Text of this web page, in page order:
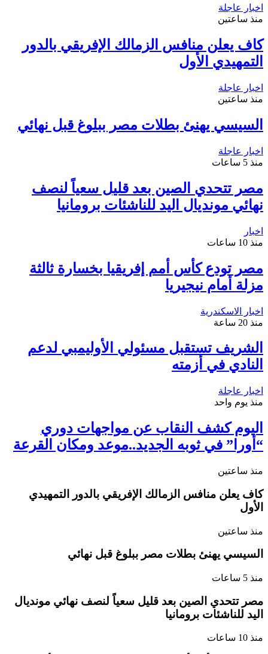
اخبار عاجلة
منذ ساعتين
كاف يعلن منافس الزمالك الإفريقي بالدور
التمهيدي الأول
اخبار عاجلة
منذ ساعتين
السيسي يهنئ بطلات مصر ببلوغ قبل نهائي
اخبار عاجلة
منذ 5 ساعات
مصر تتحدي الصين بعد قليل سعياً لنصف
نهائي مونديال اليد للناشئات برومانيا
اخبار
منذ 10 ساعات
مصر تودع كأس أمم إفريقيا بخسارة ثالثة
مزلة أمام نيجيريا
اخبار الاسكندرية
منذ 20 ساعة
الشريف تستقبل مسئولي الأوليمبي لدعم
النادي في أزمته
اخبار عاجلة
منذ يوم واحد
اليوم كشف النقاب عن مواجهات دوري
“أورا” في ثوبه الجديد..موعد ومكان القرعة
منذ ساعتين
كاف يعلن منافس الزمالك الإفريقي بالدور التمهيدي
الأول
منذ ساعتين
السيسي يهنئ بطلات مصر ببلوغ قبل نهائي
منذ 5 ساعات
مصر تتحدي الصين بعد قليل سعياً لنصف نهائي مونديال
اليد للناشئات برومانيا
منذ 10 ساعات